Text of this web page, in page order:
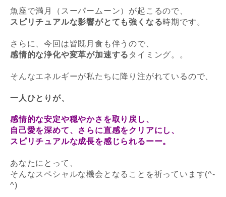
魚座で満月（スーパームーン）が起こるので、
スピリチュアルな影響がとても強くなる時期です。
さらに、今回は皆既月食も伴うので、
感情的な浄化や変革が加速する タイミング。。
そんなエネルギーが私たちに降り注がれているので、
一人ひとりが、
感情的な安定や穏やかさを取り戻し、
自己愛を深めて、さらに直感をクリアにし、
スピリチュアルな成長を感じられるーー。
あなたにとって、
そんなスペシャルな機会となることを祈っています(^-
^)